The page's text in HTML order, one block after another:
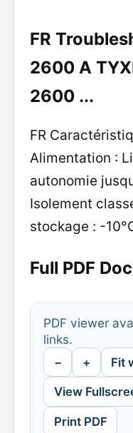
FR
2600 A
2600 ...
FR
Alimentation :
autonomie
Isolement
stockage : -
Full PDF
PDF viewer
links.
− + Fit
View
Print PDF